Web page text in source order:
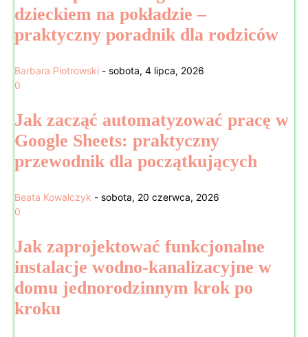
dzieckiem na pokładzie –
praktyczny poradnik dla rodziców
Barbara Piotrowski - sobota, 4 lipca, 2026
0
Jak zacząć automatyzować pracę w
Google Sheets: praktyczny
przewodnik dla początkujących
Beata Kowalczyk - sobota, 20 czerwca, 2026
0
Jak zaprojektować funkcjonalne
instalacje wodno-kanalizacyjne w
domu jednorodzinnym krok po
kroku